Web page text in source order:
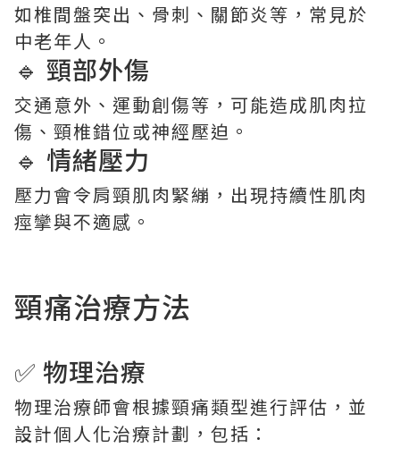
如椎間盤突出、骨刺、關節炎等，常見於
中老年人。
🔹 頸部外傷
交通意外、運動創傷等，可能造成肌肉拉
傷、頸椎錯位或神經壓迫。
🔹 情緒壓力
壓力會令肩頸肌肉緊繃，出現持續性肌肉
痙攣與不適感。
頸痛治療方法
✅ 物理治療
物理治療師會根據頸痛類型進行評估，並
設計個人化治療計劃，包括：